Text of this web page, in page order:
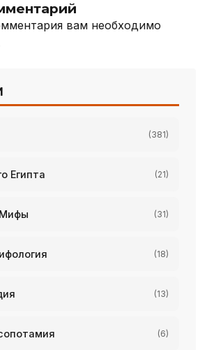
вам необходимо
(381)
Египта (21)
(31)
(18)
(13)
(6)